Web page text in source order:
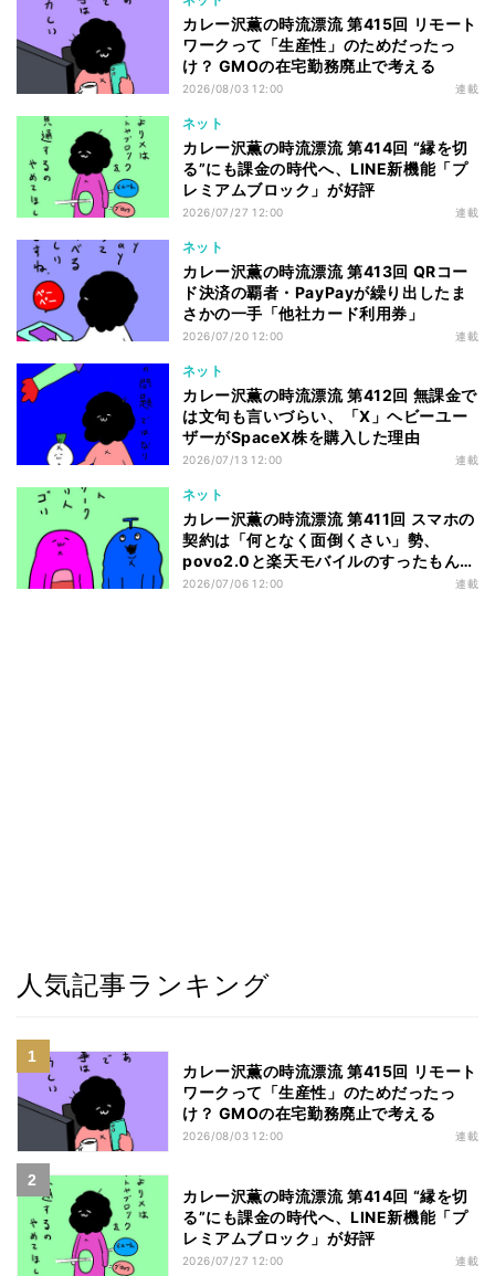
カレー沢薫の時流漂流 第415回 リモート
ワークって「生産性」のためだったっ
け？ GMOの在宅勤務廃止で考える
2026/08/03 12:00 連載
ネット
カレー沢薫の時流漂流 第414回 “縁を切
る”にも課金の時代へ、LINE新機能「プ
レミアムブロック」が好評
2026/07/27 12:00 連載
ネット
カレー沢薫の時流漂流 第413回 QRコー
ド決済の覇者・PayPayが繰り出したま
さかの一手「他社カード利用券」
2026/07/20 12:00 連載
ネット
カレー沢薫の時流漂流 第412回 無課金で
は文句も言いづらい、「X」ヘビーユー
ザーがSpaceX株を購入した理由
2026/07/13 12:00 連載
ネット
カレー沢薫の時流漂流 第411回 スマホの
契約は「何となく面倒くさい」勢、
povo2.0と楽天モバイルのすったもんだ
を眺める
2026/07/06 12:00 連載
人気記事ランキング
カレー沢薫の時流漂流 第415回 リモート
ワークって「生産性」のためだったっ
け？ GMOの在宅勤務廃止で考える
2026/08/03 12:00 連載
カレー沢薫の時流漂流 第414回 “縁を切
る”にも課金の時代へ、LINE新機能「プ
レミアムブロック」が好評
2026/07/27 12:00 連載